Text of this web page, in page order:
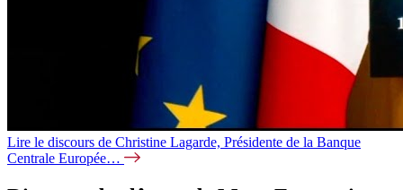
Lire le discours de Christine Lagarde, Présidente de la Banque
Centrale Europée…